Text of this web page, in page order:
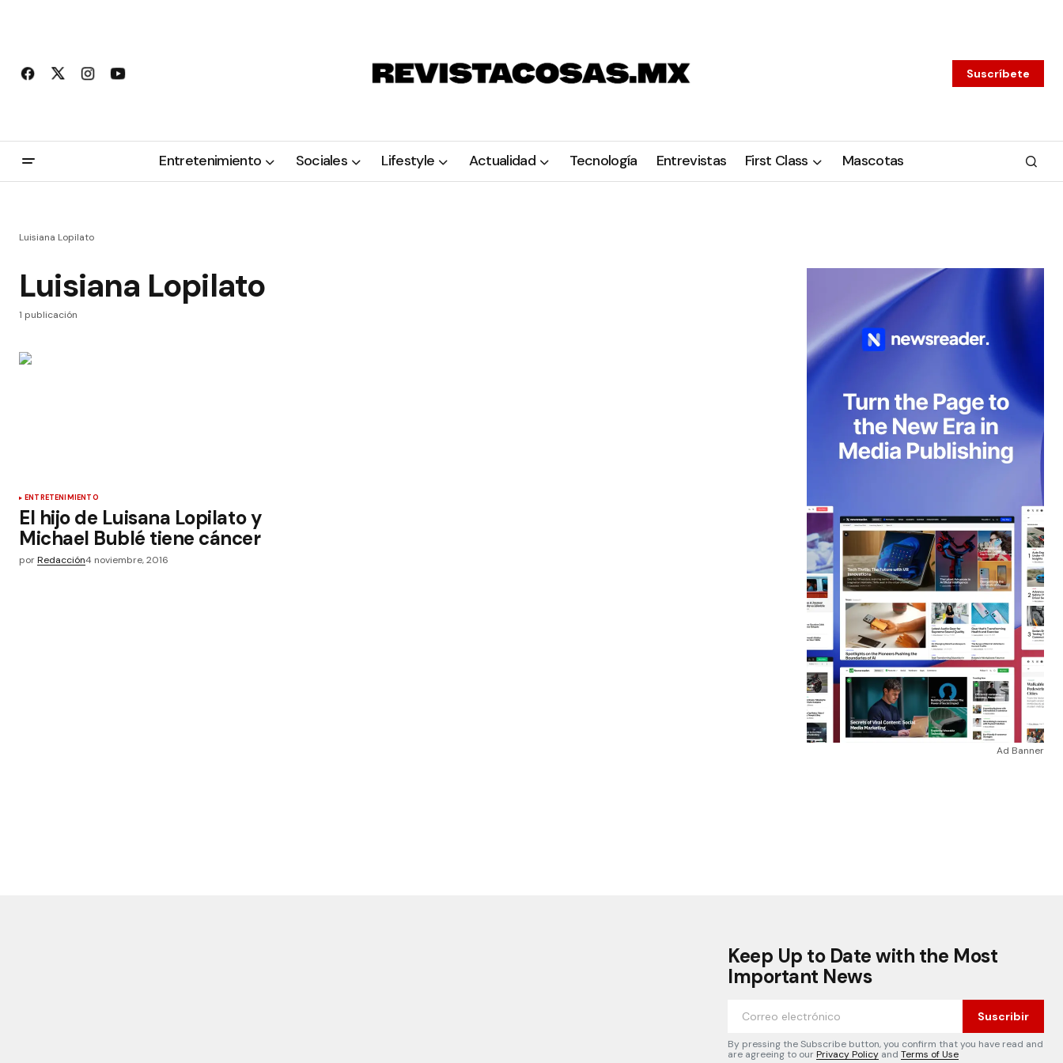
Suscríbete
Entretenimiento Sociales Lifestyle Actualidad Tecnología Entrevistas First Class Mascotas
Luisiana Lopilato
Luisiana Lopilato
1 publicación
ENTRETENIMIENTO
El hijo de Luisana Lopilato y
Michael Bublé tiene cáncer
porRedacción4 noviembre, 2016
Ad Banner
Keep Up to Date with the Most
Important News
Suscribir
By pressing the Subscribe button, you confirm that you have read and
are agreeing to ourPrivacy Policy and Terms of Use